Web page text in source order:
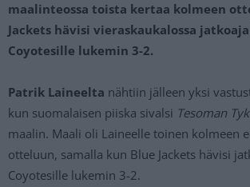
maalinteossa toista kertaa kolmeen
Jackets hävisi vieraskaukalossa
Coyotesille lukemin 3-2.
Patrik Laineelta nähtiin jälleen yksi
kun suomalaisen piiska sivalsi Tesoman
maalin. Maali oli Laineelle toinen kolmeen
otteluun, samalla kun Blue Jackets hävisi
Coyotesille lukemin 3-2.